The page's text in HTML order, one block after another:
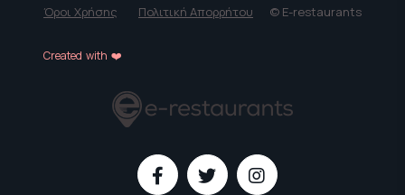
Όροι Χρήσης Πολιτική Απορρήτου © E-restaurants
Created with ❤️